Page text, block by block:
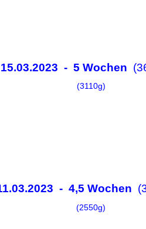
15.03.2023 - 5 Wochen
(3110g)
- 4,5 Wochen
(2550g)